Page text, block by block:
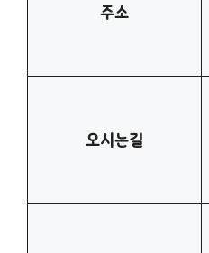
주소
오시는길